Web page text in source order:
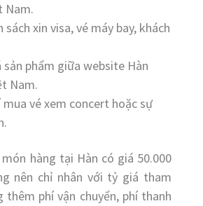
Nam.
sách xin visa, vé máy bay, khách
sản phẩm giữa website Hàn
Nam.
mua vé xem concert hoặc sự
hàng tại Hàn có giá 50.000
nên chỉ nhân với tỷ giá tham
thêm phí vận chuyển, phí thanh